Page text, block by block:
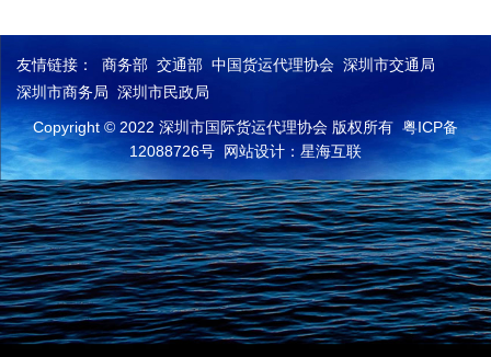
友情链接： 商务部 交通部 中国货运代理协会 深圳市交通局
深圳市商务局 深圳市民政局
Copyright © 2022 深圳市国际货运代理协会 版权所有 粤ICP备
12088726号 网站设计：星海互联